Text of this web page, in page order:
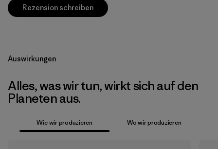
Rezension schreiben
Auswirkungen
Alles, was wir tun, wirkt sich auf den
Planeten aus.
Wie wir produzieren Wo wir produzieren